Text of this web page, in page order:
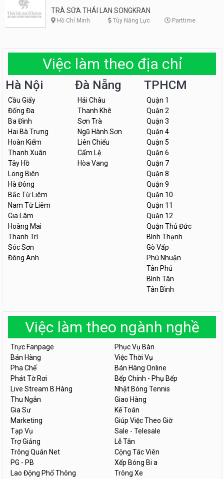
TRÀ SỮA THÁI LAN SONGKRAN
Hồ Chí Minh Tùy Năng Lực Parttime
Việc làm theo địa chỉ
Hà Nội
Cầu Giấy
Đống Đa
Ba Đình
Hai Bà Trưng
Hoàn Kiếm
Thanh Xuân
Tây Hồ
Long Biên
Hà Đông
Bắc Từ Liêm
Nam Từ Liêm
Gia Lâm
Hoàng Mai
Thanh Trì
Sóc Sơn
Đông Anh
Đà Nẵng
Hải Châu
Thanh Khê
Sơn Trà
Ngũ Hành Sơn
Liên Chiểu
Cẩm Lệ
Hòa Vang
TPHCM
Quận 1
Quận 2
Quận 3
Quận 4
Quận 5
Quận 6
Quận 7
Quận 8
Quận 9
Quận 10
Quận 11
Quận 12
Quận Thủ Đức
Bình Thạnh
Gò Vấp
Phú Nhuận
Tân Phú
Bình Tân
Tân Bình
Việc làm theo ngành nghề
Trực Fanpage
Phục Vụ Bàn
Bán Hàng
Việc Thời Vụ
Pha Chế
Bán Hàng Online
Phát Tờ Rơi
Bếp Chính - Phụ Bếp
Live Stream B.Hàng
Nhặt Bóng Tennis
Thu Ngân
Giao Hàng
Gia Sư
Kế Toán
Marketing
Giúp Việc Theo Giờ
Tạp Vụ
Sale - Telesale
Trợ Giảng
Lễ Tân
Trông Quán Net
Cộng Tác Viên
PG - PB
Xếp Bóng Bi a
Lao Động Phổ Thông
Trông Xe